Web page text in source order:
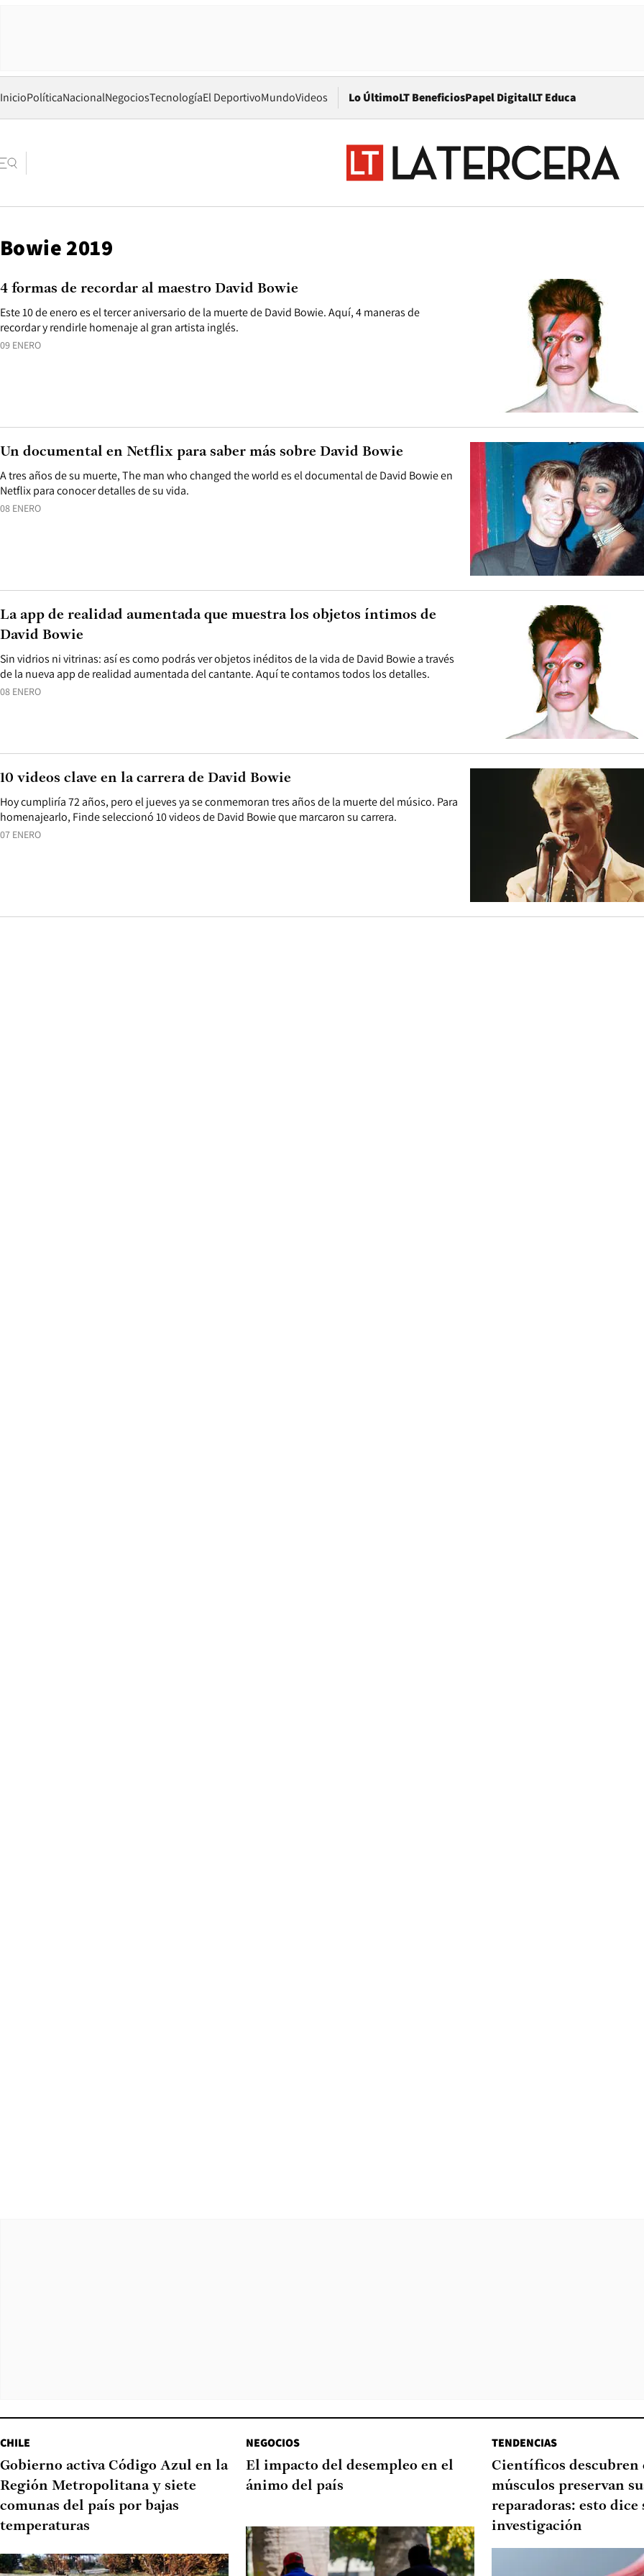
InicioPolíticaNacionalNegociosTecnologíaEl DeportivoMundoVideos Lo ÚltimoLT BeneficiosPapel DigitalOpens in new window
LT Educa
Bowie 2019
09 ENERO
Este 10 de enero es el tercer aniversario de la muerte de David Bowie. Aquí, 4 maneras de
recordar y rendirle homenaje al gran artista inglés.
4 formas de recordar al maestro David Bowie
08 ENERO
A tres años de su muerte, The man who changed the world es el documental de David Bowie en
Netflix para conocer detalles de su vida.
Un documental en Netflix para saber más sobre David Bowie
08 ENERO
Sin vidrios ni vitrinas: así es como podrás ver objetos inéditos de la vida de David Bowie a través
de la nueva app de realidad aumentada del cantante. Aquí te contamos todos los detalles.
La app de realidad aumentada que muestra los objetos íntimos de
David Bowie
07 ENERO
Hoy cumpliría 72 años, pero el jueves ya se conmemoran tres años de la muerte del músico. Para
homenajearlo, Finde seleccionó 10 videos de David Bowie que marcaron su carrera.
10 videos clave en la carrera de David Bowie
CHILE
Gobierno activa Código Azul en la
Región Metropolitana y siete
comunas del país por bajas
temperaturas
NEGOCIOS
El impacto del desempleo en el
ánimo del país
TENDENCIAS
Científicos descubren
músculos preservan
reparadoras: esto dice
investigación